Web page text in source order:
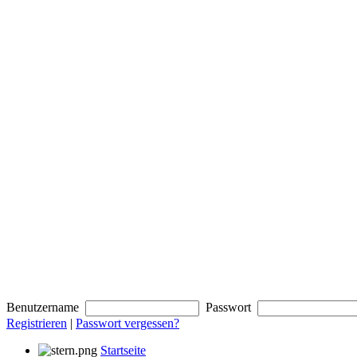
Benutzername
Passwort
Registrieren | Passwort vergessen?
Startseite